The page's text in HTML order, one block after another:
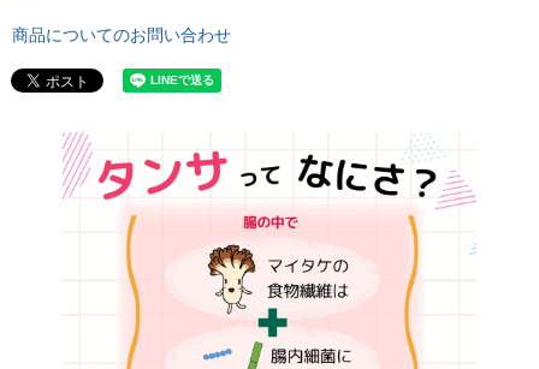
商品についてのお問い合わせ